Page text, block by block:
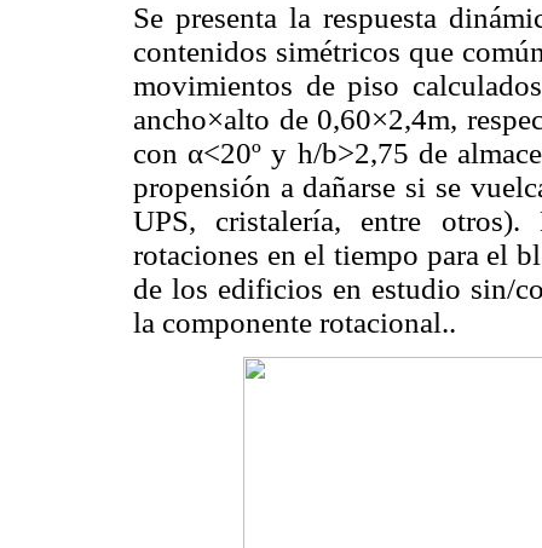
Se presenta la respuesta
contenidos simétricos que
movimientos de piso
ancho×alto de 0,60×2,4m,
con α<20º y h/b>2,75 de
propensión a dañarse si se
UPS, cristalería, entre
rotaciones en el tiempo para el
de los edificios en estudio sin/
la componente rotacional..